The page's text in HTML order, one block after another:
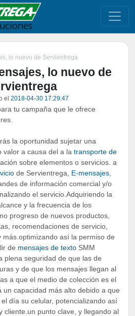
lo nuevo de Servientrega
lo nuevo de
el 2018-04-30 17:29:47
tu campaña que le ofrece
la oportunidad sujetar una
valor a causa del a la transporte de
sobre elementos o servicios. a
de Servientrega, E-mensajes
de información comercial y/o
el servicio.Adquiriendo la
y la frecuencia de los
progreso de nuevos productos,
recomendaciones de servicio,
así la permiso de
de mensajes de texto SMM
plena seguridad de que las de
y de que los mensajes llegan al
a que el medio de colección es el
un capacidad más alto debido a que
día su celular, potencializando así
cliente.un punto clave, y llegando al